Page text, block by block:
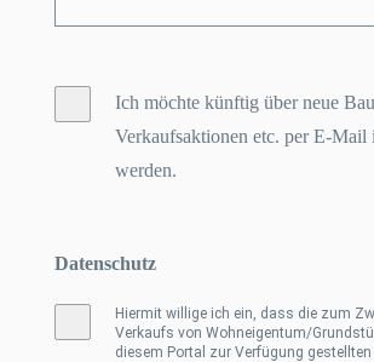
r
e
l
i
e
Ich möchte künftig über neue
Verkaufsaktionen etc. per E-Mail
werden.
Datenschutz
Hiermit willige ich ein, dass die zum
Verkaufs von Wohneigentum/
diesem Portal zur Verfügung